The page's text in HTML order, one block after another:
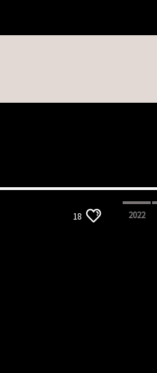
18 2022